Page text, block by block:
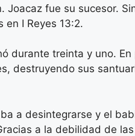
Joacaz fue su sucesor​.
I Reyes 13:2.
durante treinta y uno.​
destruyendo sus
a desintegrarse y el
a la debilidad de